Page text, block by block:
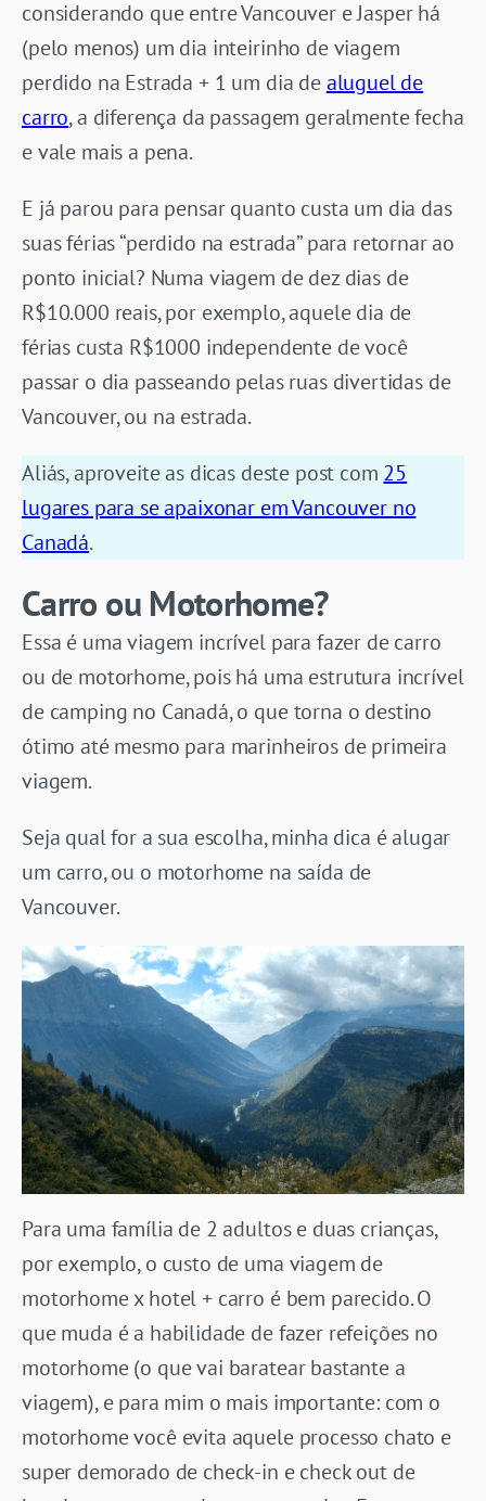
considerando que entre Vancouver e Jasper há
(pelo menos) um dia inteirinho de viagem
perdido na Estrada + 1 um dia dealuguel de
carro, a diferença da passagem geralmente fecha
e vale mais a pena.
E já parou para pensar quanto custa um dia das
suas férias “perdido na estrada” para retornar ao
ponto inicial? Numa viagem de dez dias de
R$10.000 reais, por exemplo, aquele dia de
férias custa R$1000 independente de você
passar o dia passeando pelas ruas divertidas de
Vancouver, ou na estrada.
Aliás, aproveite as dicas deste post com 25
lugares para se apaixonar em Vancouver no
Canadá.
Carro ou Motorhome?
Essa é uma viagem incrível para fazer de carro
ou de motorhome, pois há uma estrutura incrível
de camping no Canadá, o que torna o destino
ótimo até mesmo para marinheiros de primeira
viagem.
Seja qual for a sua escolha, minha dica é alugar
um carro, ou o motorhome na saída de
Vancouver.
Para uma família de 2 adultos e duas crianças,
por exemplo, o custo de uma viagem de
motorhome x hotel + carro é bem parecido. O
que muda é a habilidade de fazer refeições no
motorhome (o que vai baratear bastante a
viagem), e para mim o mais importante: com o
motorhome você evita aquele processo chato e
super demorado de check-in e check out de